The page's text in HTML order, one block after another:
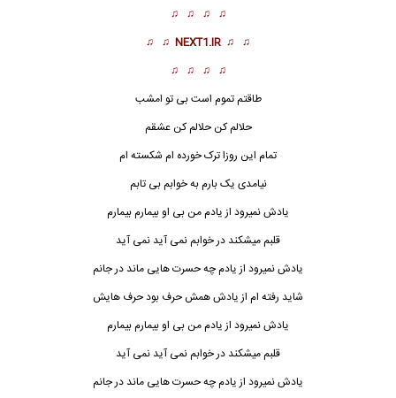
♫ ♫ ♫ ♫
♫ ♫
NEXT1.IR
♫ ♫
♫ ♫ ♫ ♫
طاقتم تموم است بی تو امشب
حلالم کن حلالم کن عشقم
تمام این روزا ترک خورده ام شکسته ام
نیامدی یک بارم به خوابم بی تابم
یادش نمیرود از یادم من بی او بیمارم بیمارم
قلبم میشکند در خوابم نمی آید نمی آید
یادش نمیرود از یادم چه حسرت هایی ماند در جانم
شاید رفته ام از یادش همش حرف بود حرف هایش
یادش نمیرود از یادم من بی او بیمارم بیمارم
قلبم میشکند در خوابم نمی آید نمی آید
یادش نمیرود از یادم چه حسرت هایی ماند در جانم